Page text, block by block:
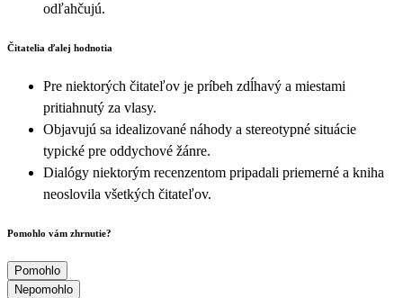
odľahčujú.
Čitatelia ďalej hodnotia
Pre niektorých čitateľov je príbeh zdĺhavý a miestami
pritiahnutý za vlasy.
Objavujú sa idealizované náhody a stereotypné situácie
typické pre oddychové žánre.
Dialógy niektorým recenzentom pripadali priemerné a kniha
neoslovila všetkých čitateľov.
Pomohlo vám zhrnutie?
Pomohlo
Nepomohlo